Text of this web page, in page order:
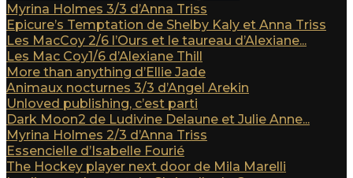
Myrina Holmes 3/3 d’Anna Triss
Epicure’s Temptation de Shelby Kaly et Anna Triss
Les MacCoy 2/6 l’Ours et le taureau d’Alexiane...
Les Mac Coy1/6 d’Alexiane Thill
More than anything d’Ellie Jade
Animaux nocturnes 3/3 d’Angel Arekin
Unloved publishing, c’est parti
Dark Moon2 de Ludivine Delaune et Julie Anne...
Myrina Holmes 2/3 d’Anna Triss
Essencielle d’Isabelle Fourié
The Hockey player next door de Mila Marelli